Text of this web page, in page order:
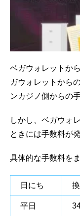
ベガウォレットか
ガウォレットから
ンカジノ側からの
しかし、ベガウォ
ときには手数料が
具体的な手数料を
日にち
平日